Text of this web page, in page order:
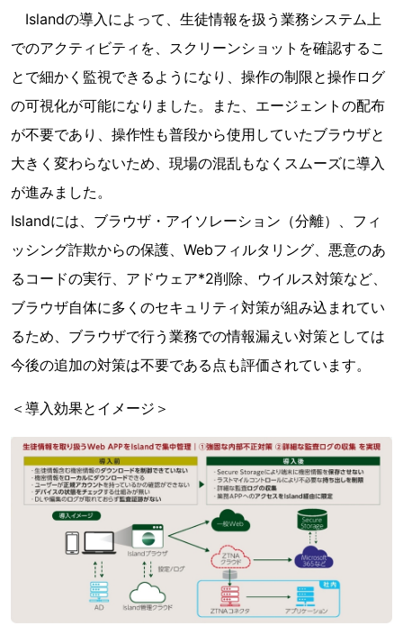
Islandの導入によって、生徒情報を扱う業務システム上
でのアクティビティを、スクリーンショットを確認するこ
とで細かく監視できるようになり、操作の制限と操作ログ
の可視化が可能になりました。また、エージェントの配布
が不要であり、操作性も普段から使用していたブラウザと
大きく変わらないため、現場の混乱もなくスムーズに導入
が進みました。
Islandには、ブラウザ・アイソレーション（分離）、フィ
ッシング詐欺からの保護、Webフィルタリング、悪意のあ
るコードの実行、アドウェア*2削除、ウイルス対策など、
ブラウザ自体に多くのセキュリティ対策が組み込まれてい
るため、ブラウザで行う業務での情報漏えい対策としては
今後の追加の対策は不要である点も評価されています。
＜導入効果とイメージ＞